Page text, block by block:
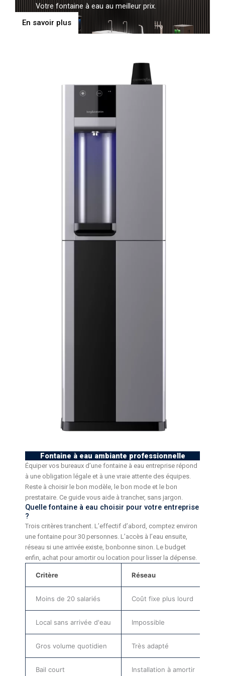
Votre fontaine à eau au meilleur prix.
En savoir plus
Fontaine à eau ambiante professionnelle
Équiper vos bureaux d’une fontaine à eau entreprise répond
à une obligation légale et à une vraie attente des équipes.
Reste à choisir le bon modèle, le bon mode et le bon
prestataire. Ce guide vous aide à trancher, sans jargon.
Quelle fontaine à eau choisir pour votre entreprise
?
Trois critères tranchent. L’effectif d’abord, comptez environ
une fontaine pour 30 personnes. L’accès à l’eau ensuite,
réseau si une arrivée existe, bonbonne sinon. Le budget
enfin, achat pour amortir ou location pour lisser la dépense.
Critère Réseau
Moins de 20 salariés Coût fixe plus lourd
Local sans arrivée d'eau Impossible
Gros volume quotidien Très adapté
Bail court Installation à amortir